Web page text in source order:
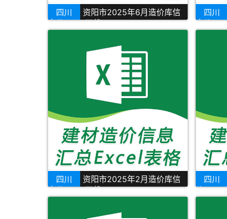
四川
资阳市2025年6月造价库信
息价Excel下载
四川
息价
四川
资阳市2025年2月造价库信
息价Excel下载
四川
价Excel